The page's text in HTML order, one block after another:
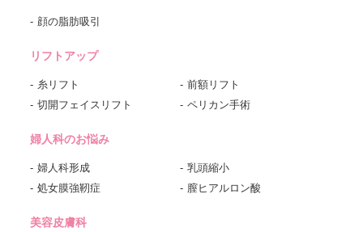
顔の脂肪吸引
リフトアップ
糸リフト
前額リフト
切開フェイスリフト
ペリカン手術
婦人科のお悩み
婦人科形成
乳頭縮小
処女膜強靭症
膣ヒアルロン酸
美容皮膚科